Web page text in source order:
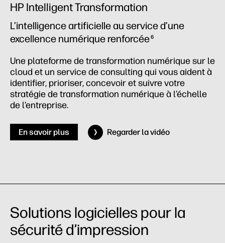
HP Intelligent Transformation
L’intelligence artificielle au service d’une
excellence numérique renforcée6
Une plateforme de transformation numérique sur le
cloud et un service de consulting qui vous aident à
identifier, prioriser, concevoir et suivre votre
stratégie de transformation numérique à l’échelle
de l’entreprise.
En savoir plus Regarder la vidéo
Solutions logicielles pour la
sécurité d’impression